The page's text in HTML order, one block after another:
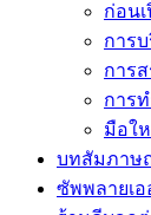
ก่อน
การ
การ
การ
มือใ
บทสัมภาษ
ซัพพลายเอ